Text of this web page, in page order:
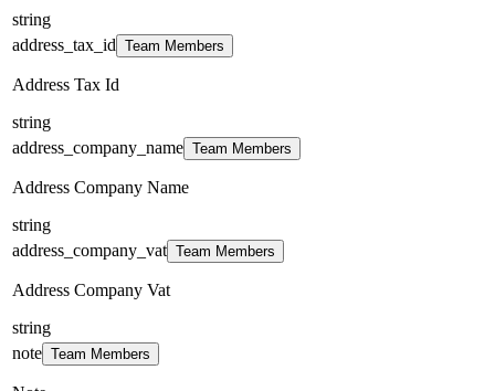
string
address_tax_id Team Members
Address Tax Id
string
address_company_name Team Members
Address Company Name
string
address_company_vat Team Members
Address Company Vat
string
note Team Members